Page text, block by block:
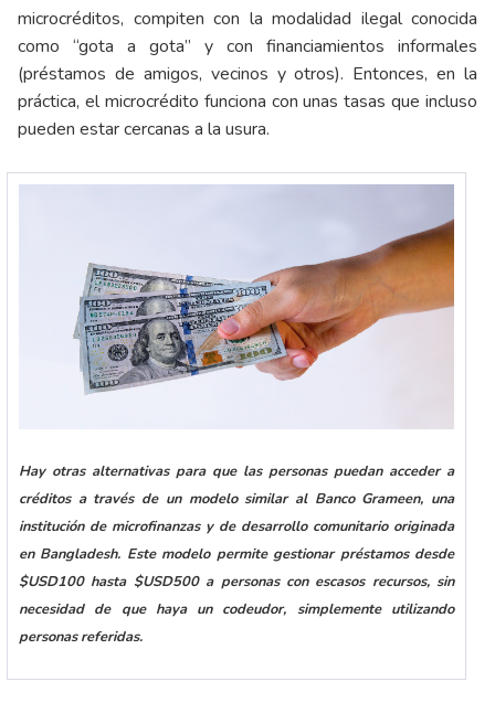
microcréditos, compiten con la modalidad ilegal conocida
como “gota a gota” y con financiamientos informales
(préstamos de amigos, vecinos y otros). Entonces, en la
práctica, el microcrédito funciona con unas tasas que incluso
pueden estar cercanas a la usura.
Hay otras alternativas para que las personas puedan acceder a
créditos a través de un modelo similar al Banco Grameen, una
institución de microfinanzas y de desarrollo comunitario originada
en Bangladesh. Este modelo permite gestionar préstamos desde
$USD100 hasta $USD500 a personas con escasos recursos, sin
necesidad de que haya un codeudor, simplemente utilizando
personas referidas.